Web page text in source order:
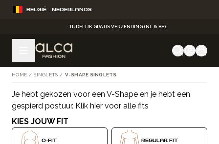
Ga naar de inhoud
TIJDELIJK GRATIS VERZENDING (NL & BE)
BELGIË - NEDERLANDS
Doorgaan naar productlijst
HOME / SINGLETS / V-SHAPE SINGLETS
Je hebt gekozen voor een V-Shape en je hebt een
gespierd postuur. Klik hier voor alle fits
KIES JOUW FIT
O-FIT REGULAR FIT